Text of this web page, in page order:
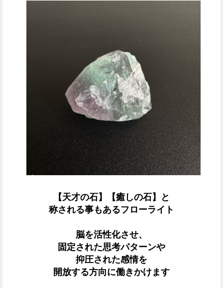
【天才の石】【癒しの石】と
称される事もあるフローライト
脳を活性化させ、
固定された思考パターンや
抑圧された感情を
開放する方向に働きかけます